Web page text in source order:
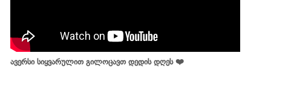
ავერსი სიყვარულით გილოცავთ დედის დღეს ❤️